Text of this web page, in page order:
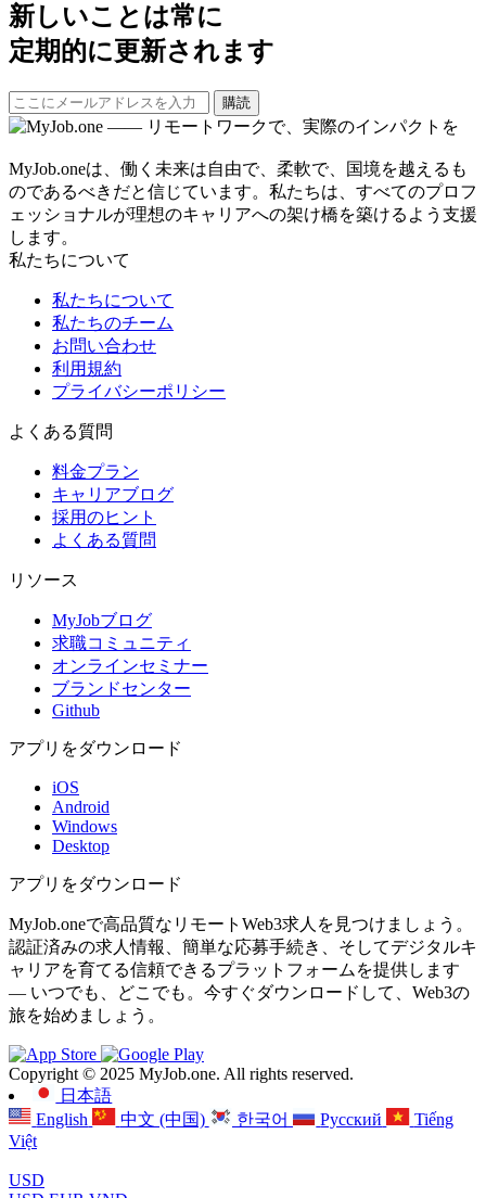
新しいことは常に
定期的に更新されます
購読
MyJob.oneは、働く未来は自由で、柔軟で、国境を越えるも
のであるべきだと信じています。私たちは、すべてのプロフ
ェッショナルが理想のキャリアへの架け橋を築けるよう支援
します。
私たちについて
私たちについて
私たちのチーム
お問い合わせ
利用規約
プライバシーポリシー
よくある質問
料金プラン
キャリアブログ
採用のヒント
よくある質問
リソース
MyJobブログ
求職コミュニティ
オンラインセミナー
ブランドセンター
Github
アプリをダウンロード
iOS
Android
Windows
Desktop
アプリをダウンロード
MyJob.oneで高品質なリモートWeb3求人を見つけましょう。
認証済みの求人情報、簡単な応募手続き、そしてデジタルキ
ャリアを育てる信頼できるプラットフォームを提供します
— いつでも、どこでも。今すぐダウンロードして、Web3の
旅を始めましょう。
Copyright © 2025 MyJob.one. All rights reserved.
日本語
English
中文 (中国) 한국어 Русский
Tiếng
Việt
USD